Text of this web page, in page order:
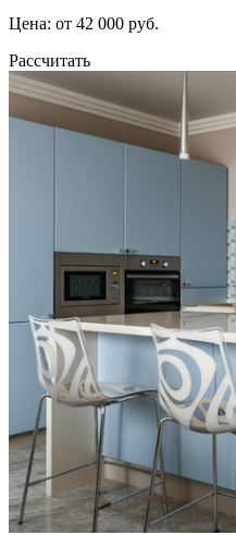
Цена: от 42 000 руб.
Рассчитать